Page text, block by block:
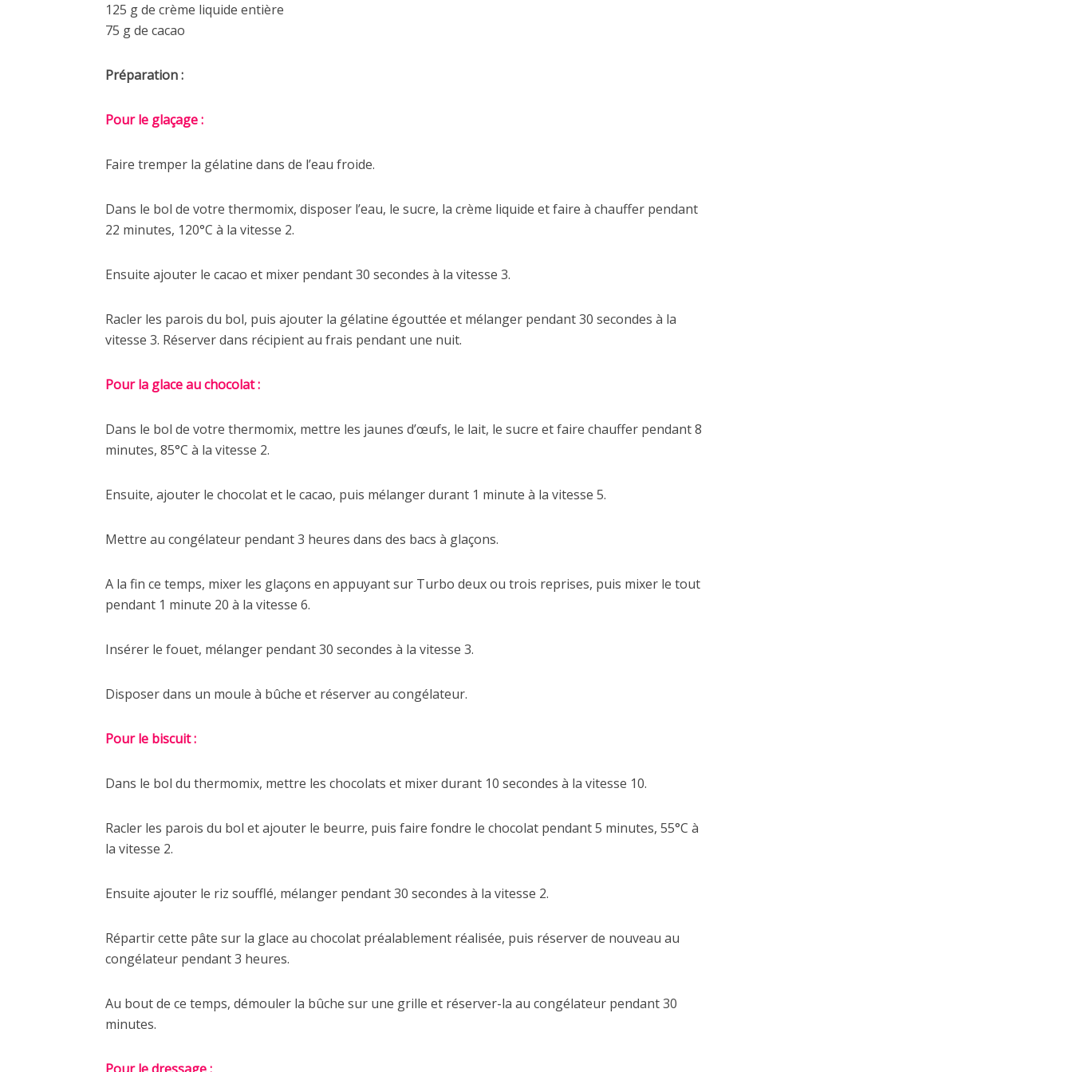
125 g de crème liquide entière
75 g de cacao
Préparation :
Pour le glaçage :
Faire tremper la gélatine dans de l’eau froide.
Dans le bol de votre thermomix, disposer l’eau, le sucre, la crème liquide et faire à chauffer pendant
22 minutes, 120°C à la vitesse 2.
Ensuite ajouter le cacao et mixer pendant 30 secondes à la vitesse 3.
Racler les parois du bol, puis ajouter la gélatine égouttée et mélanger pendant 30 secondes à la
vitesse 3. Réserver dans récipient au frais pendant une nuit.
Pour la glace au chocolat :
Dans le bol de votre thermomix, mettre les jaunes d’œufs, le lait, le sucre et faire chauffer pendant 8
minutes, 85°C à la vitesse 2.
Ensuite, ajouter le chocolat et le cacao, puis mélanger durant 1 minute à la vitesse 5.
Mettre au congélateur pendant 3 heures dans des bacs à glaçons.
A la fin ce temps, mixer les glaçons en appuyant sur Turbo deux ou trois reprises, puis mixer le tout
pendant 1 minute 20 à la vitesse 6.
Insérer le fouet, mélanger pendant 30 secondes à la vitesse 3.
Disposer dans un moule à bûche et réserver au congélateur.
Pour le biscuit :
Dans le bol du thermomix, mettre les chocolats et mixer durant 10 secondes à la vitesse 10.
Racler les parois du bol et ajouter le beurre, puis faire fondre le chocolat pendant 5 minutes, 55°C à
la vitesse 2.
Ensuite ajouter le riz soufflé, mélanger pendant 30 secondes à la vitesse 2.
Répartir cette pâte sur la glace au chocolat préalablement réalisée, puis réserver de nouveau au
congélateur pendant 3 heures.
Au bout de ce temps, démouler la bûche sur une grille et réserver-la au congélateur pendant 30
minutes.